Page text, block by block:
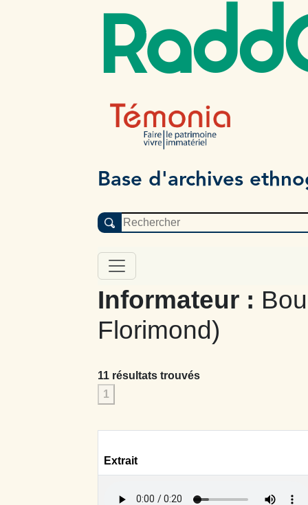
Base d'archives
Informateur :
Florimond)
11 résultats trouvés
1
Extrait